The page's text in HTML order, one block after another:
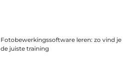
Fotobewerkingssoftware leren: zo vind je
de juiste training